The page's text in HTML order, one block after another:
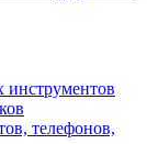
инструментов
телефонов,